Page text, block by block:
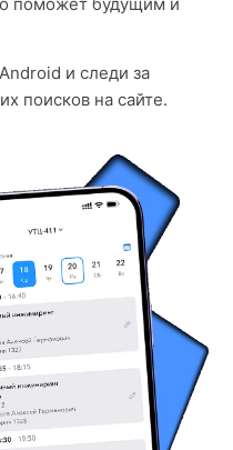
и следи за
поисков на сайте.